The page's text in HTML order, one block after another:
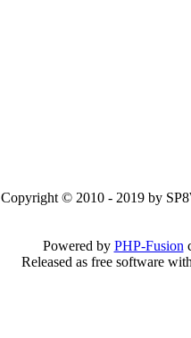
Copyright © 2010 - 2019 by
Powered by PHP-Fusion
Released as free software